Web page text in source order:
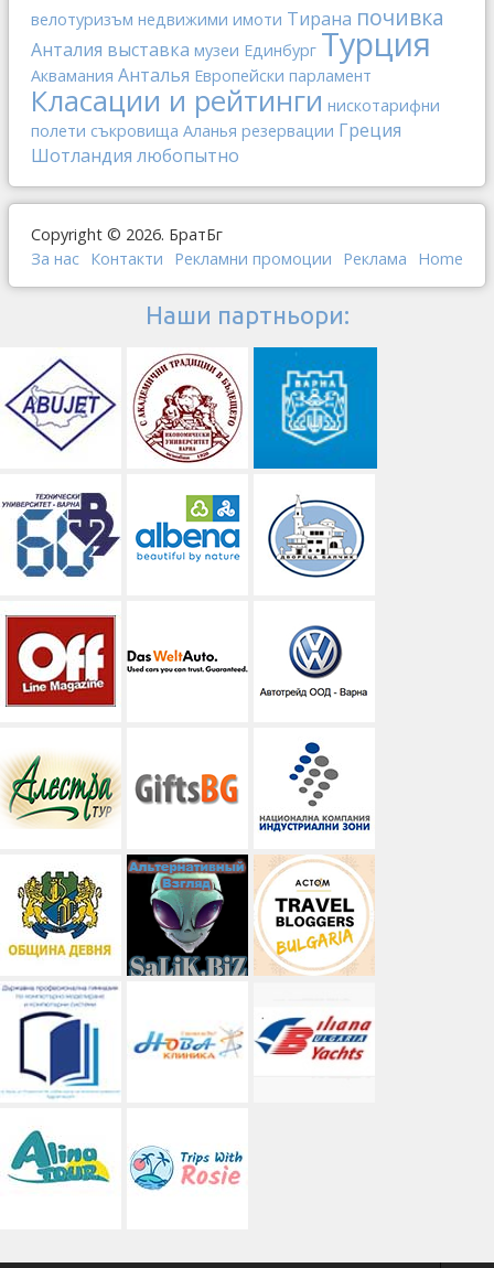
велотуризъм недвижими имоти Тирана почивка
Анталия выставка музеи Единбург Турция
Аквамания Анталья Европейски парламент
Класации и рейтинги нискотарифни
полети съкровища Аланья резервации Греция
Шотландия любопытно
Copyright © 2026. БратБг
За нас Контакти Рекламни промоции Реклама Home
Наши партньори: